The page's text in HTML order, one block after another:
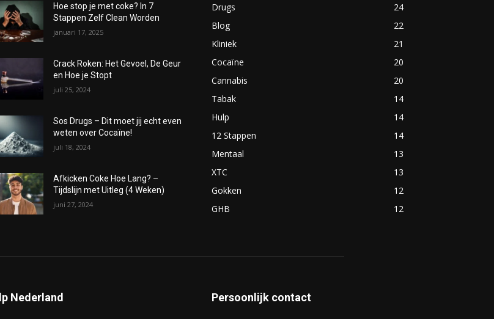
Hoe stop je met coke? In 7
Stappen Zelf Clean Worden
januari 17, 2025
Crack Roken: Het Gevoel, De Geur
en Hoe je Stopt
juli 25, 2024
Sos Drugs – Dit moet jij echt even
weten over Cocaïne!
juli 18, 2024
Afkicken Coke Hoe Lang? –
Tijdslijn met Uitleg (4 Weken)
juni 27, 2024
Drugs
24
Blog
22
Kliniek
21
Cocaïne
20
Cannabis
20
Tabak
14
Hulp
14
12 Stappen
14
Mentaal
13
XTC
13
Gokken
12
GHB
12
Nederland Persoonlijk contact